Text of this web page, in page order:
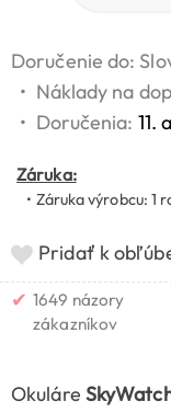
Doručenie do:
• Náklady na
• Doručenia: 11.
Záruka:
• Záruka výrobcu: 1
Pridať k
✔ 1649 názory
zákazníkov
Okuláre